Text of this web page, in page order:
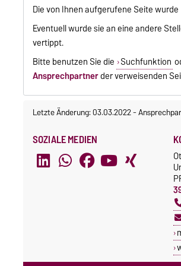
Die von Ihnen aufgerufene Seite
Eventuell wurde sie an eine andere
vertippt.
Bitte benutzen Sie die Suchfunktion
Ansprechpartnerder verweisenden
Letzte Änderung: 03.03.2022-
SOZIALE MEDIEN